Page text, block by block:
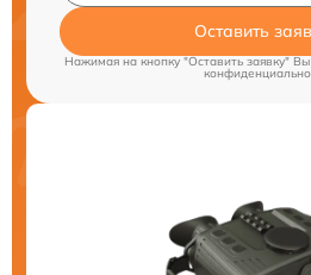
Оставить
Нажимая на кнопку "Оставить заявку"